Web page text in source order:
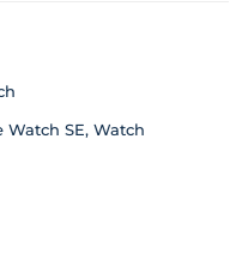
Watch SE, Watch